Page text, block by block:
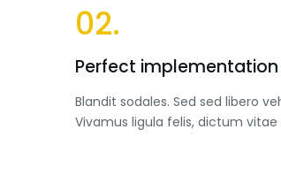
02.
Perfect implementation
Blandit sodales. Sed sed libero
Vivamus ligula felis, dictum